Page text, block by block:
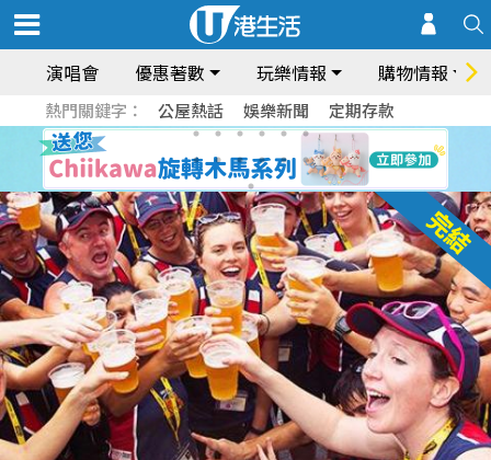
演唱會 優惠著數 玩樂情報 購物情報
熱門關鍵字： 公屋熱話 娛樂新聞 定期存款